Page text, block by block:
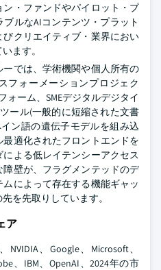
・ファンドやパイロット・プ
ルなAIコンテンツ・プラット
クリエイティブ・業界におい
ます。
では、学術機関や個人所有の
フォーメーションプロジェク
ォーム、SMEデジタルデジタイ
ール(一般的に短縮された文書
ン語の遺伝子モデルを組み込
適化されたフロントエンドを
よる低レイテンシーアクセス
壁が、フラグメンテッドのデ
によって存在する機能ギャッ
を先取りしています。
ア
、Google、Microsoft、
、IBM、OpenAI、2024年の市